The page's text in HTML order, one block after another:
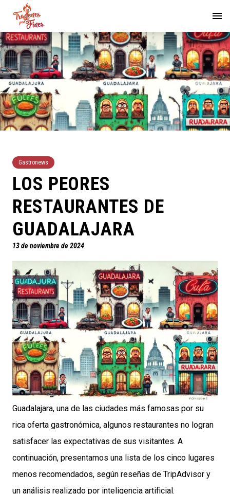
Gastronews
LOS PEORES
RESTAURANTES DE
GUADALAJARA
13 de noviembre de 2024
Guadalajara, una de las ciudades más famosas por su
rica oferta gastronómica, algunos restaurantes no logran
satisfacer las expectativas de sus visitantes. A
continuación, presentamos una lista de los cinco lugares
menos recomendados, según reseñas de TripAdvisor y
un análisis realizado por inteligencia artificial.